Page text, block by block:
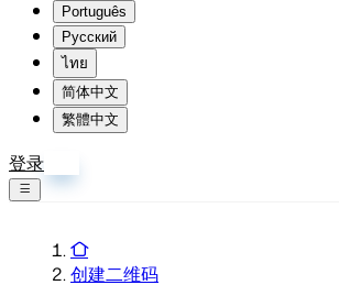
Português
Русский
ไทย
简体中文
繁體中文
登录
创建二维码